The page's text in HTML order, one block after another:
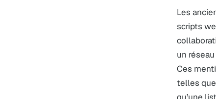
Les
scripts
un réseau
Ces
telles